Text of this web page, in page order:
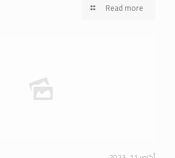
Read more